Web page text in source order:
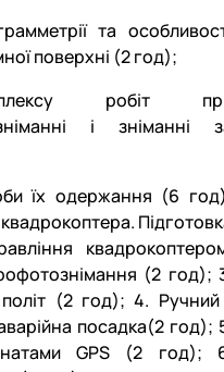
та
поверхні (2 год);
робіт
і зніманні
їх одержання (6
(2 год);
(2 год); 4. Ручний
посадка(2 год);
GPS (2 год);